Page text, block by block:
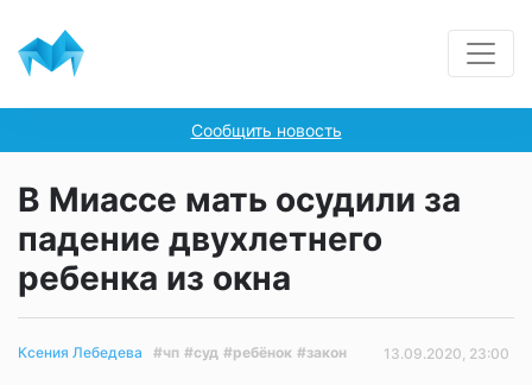
Сообщить новость
В Миассе мать осудили за
падение двухлетнего
ребенка из окна
Ксения Лебедева #чп #суд #ребёнок #закон 13.09.2020, 23:00